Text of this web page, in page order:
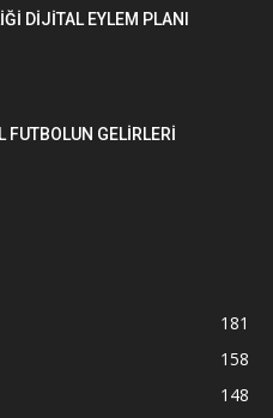
DİJİTAL EYLEM PLANI
FUTBOLUN GELİRLERİ
181
158
148